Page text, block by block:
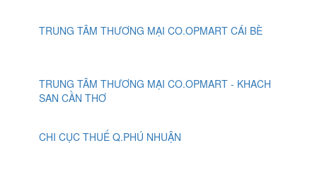
TRUNG TÂM THƯƠNG MẠI CO.OPMART CÁI BÈ
TRUNG TÂM THƯƠNG MẠI CO.OPMART - KHACH
SAN CẦN THƠ
CHI CỤC THUẾ Q.PHÚ NHUẬN